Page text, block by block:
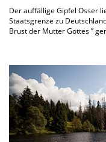
Der auffällige Gipfel Osser
Staatsgrenze zu
Brust der Mutter Gottes ”